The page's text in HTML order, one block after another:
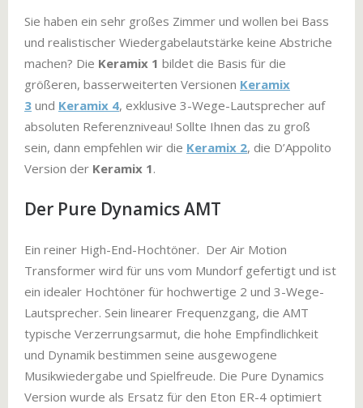
Sie haben ein sehr großes Zimmer und wollen bei Bass
und realistischer Wiedergabelautstärke keine Abstriche
machen? Die Keramix 1 bildet die Basis für die
größeren, basserweiterten Versionen Keramix
3 und Keramix 4, exklusive 3-Wege-Lautsprecher auf
absoluten Referenzniveau! Sollte Ihnen das zu groß
sein, dann empfehlen wir die Keramix 2, die D’Appolito
Version der Keramix 1.
Der Pure Dynamics AMT
Ein reiner High-End-Hochtöner. Der Air Motion
Transformer wird für uns vom Mundorf gefertigt und ist
ein idealer Hochtöner für hochwertige 2 und 3-Wege-
Lautsprecher. Sein linearer Frequenzgang, die AMT
typische Verzerrungsarmut, die hohe Empfindlichkeit
und Dynamik bestimmen seine ausgewogene
Musikwiedergabe und Spielfreude. Die Pure Dynamics
Version wurde als Ersatz für den Eton ER-4 optimiert